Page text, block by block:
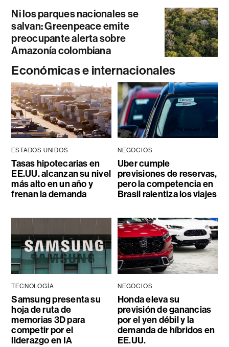
Ni los parques nacionales se
salvan: Greenpeace emite
preocupante alerta sobre
Amazonía colombiana
Económicas e internacionales
ESTADOS UNIDOS
Tasas hipotecarias en
EE.UU. alcanzan su nivel
más alto en un año y
frenan la demanda
NEGOCIOS
Uber cumple
previsiones de reservas,
pero la competencia en
Brasil ralentiza los viajes
TECNOLOGÍA
Samsung presenta su
hoja de ruta de
memorias 3D para
competir por el
liderazgo en IA
NEGOCIOS
Honda eleva su
previsión de ganancias
por el yen débil y la
demanda de híbridos en
EE.UU.